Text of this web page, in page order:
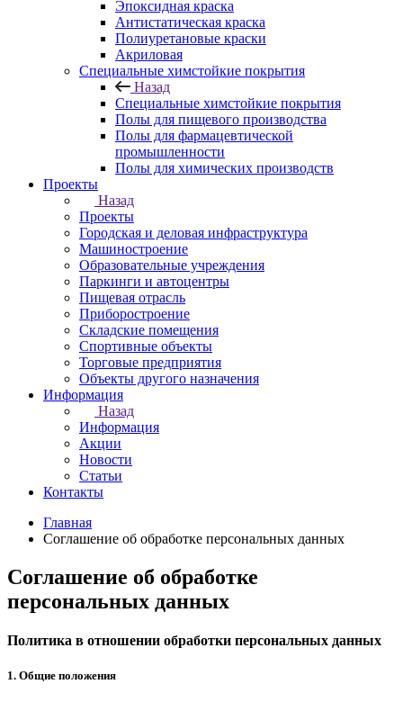
Эпоксидная краска
Антистатическая краска
Полиуретановые краски
Акриловая
Специальные химстойкие покрытия
Назад
Специальные химстойкие покрытия
Полы для пищевого производства
Полы для фармацевтической
промышленности
Полы для химических производств
Проекты
Назад
Проекты
Городская и деловая инфраструктура
Машиностроение
Образовательные учреждения
Паркинги и автоцентры
Пищевая отрасль
Приборостроение
Складские помещения
Спортивные объекты
Торговые предприятия
Объекты другого назначения
Информация
Назад
Информация
Акции
Новости
Статьи
Контакты
Главная
Cоглашение об обработке персональных данных
Cоглашение об обработке
персональных данных
Политика в отношении обработки персональных данных
1. Общие положения